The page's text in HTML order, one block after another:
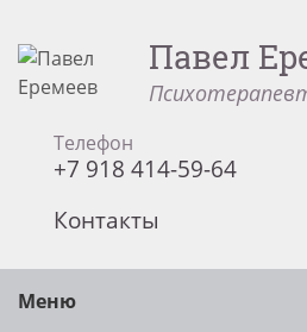
Павел
Телефон
+7 918 414-59-64
Контакты
Меню